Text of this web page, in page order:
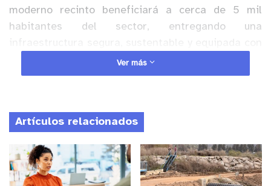
moderno recinto beneficiará a cerca de 5 mil
habitantes del sector, entregando una
altos estándares de calidad para la atención de
salud. El proyecto considera un edificio principal,
diseñados para optimizar el trabajo del personal
de salud.
Anuncio Patrocinado
Ver más
Artículos relacionados